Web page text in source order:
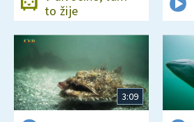
to žije
3:09